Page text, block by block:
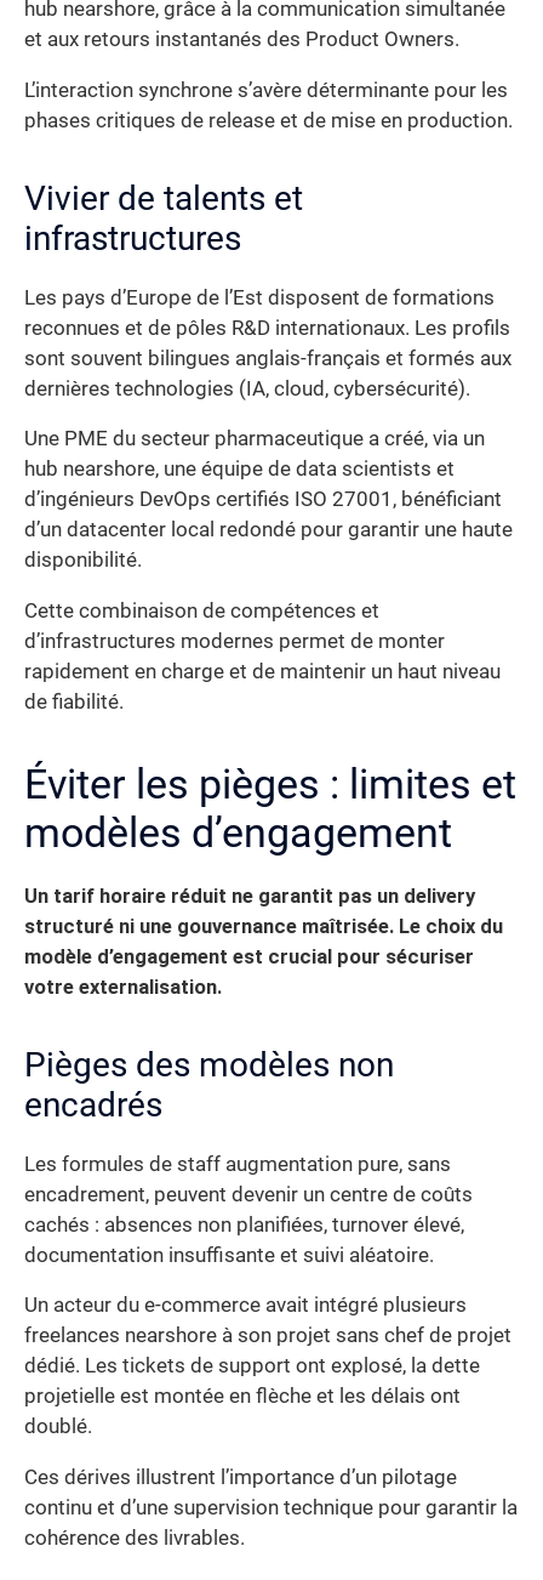
hub nearshore, grâce à la communication simultanée
et aux retours instantanés des Product Owners.
L’interaction synchrone s’avère déterminante pour les
phases critiques de release et de mise en production.
Vivier de talents et
infrastructures
Les pays d’Europe de l’Est disposent de formations
reconnues et de pôles R&D internationaux. Les profils
sont souvent bilingues anglais-français et formés aux
dernières technologies (IA, cloud, cybersécurité).
Une PME du secteur pharmaceutique a créé, via un
hub nearshore, une équipe de data scientists et
d’ingénieurs DevOps certifiés ISO 27001, bénéficiant
d’un datacenter local redondé pour garantir une haute
disponibilité.
Cette combinaison de compétences et
d’infrastructures modernes permet de monter
rapidement en charge et de maintenir un haut niveau
de fiabilité.
Éviter les pièges : limites et
modèles d’engagement
Un tarif horaire réduit ne garantit pas un delivery
structuré ni une gouvernance maîtrisée. Le choix du
modèle d’engagement est crucial pour sécuriser
votre externalisation.
Pièges des modèles non
encadrés
Les formules de staff augmentation pure, sans
encadrement, peuvent devenir un centre de coûts
cachés : absences non planifiées, turnover élevé,
documentation insuffisante et suivi aléatoire.
Un acteur du e-commerce avait intégré plusieurs
freelances nearshore à son projet sans chef de projet
dédié. Les tickets de support ont explosé, la dette
projetielle est montée en flèche et les délais ont
doublé.
Ces dérives illustrent l’importance d’un pilotage
continu et d’une supervision technique pour garantir la
cohérence des livrables.